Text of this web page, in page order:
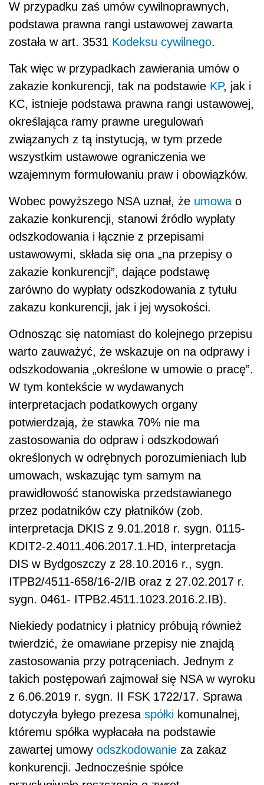
W przypadku zaś umów cywilnoprawnych,
podstawa prawna rangi ustawowej zawarta
została w art. 3531 Kodeksu cywilnego.
Tak więc w przypadkach zawierania umów o
zakazie konkurencji, tak na podstawie KP, jak i
KC, istnieje podstawa prawna rangi ustawowej,
określająca ramy prawne uregulowań
związanych z tą instytucją, w tym przede
wszystkim ustawowe ograniczenia we
wzajemnym formułowaniu praw i obowiązków.
Wobec powyższego NSA uznał, że umowa o
zakazie konkurencji, stanowi źródło wypłaty
odszkodowania i łącznie z przepisami
ustawowymi, składa się ona „na przepisy o
zakazie konkurencji”, dające podstawę
zarówno do wypłaty odszkodowania z tytułu
zakazu konkurencji, jak i jej wysokości.
Odnosząc się natomiast do kolejnego przepisu
warto zauważyć, że wskazuje on na odprawy i
odszkodowania „określone w umowie o pracę”.
W tym kontekście w wydawanych
interpretacjach podatkowych organy
potwierdzają, że stawka 70% nie ma
zastosowania do odpraw i odszkodowań
określonych w odrębnych porozumieniach lub
umowach, wskazując tym samym na
prawidłowość stanowiska przedstawianego
przez podatników czy płatników (zob.
interpretacja DKIS z 9.01.2018 r. sygn. 0115-
KDIT2-2.4011.406.2017.1.HD, interpretacja
DIS w Bydgoszczy z 28.10.2016 r., sygn.
ITPB2/4511-658/16-2/IB oraz z 27.02.2017 r.
sygn. 0461- ITPB2.4511.1023.2016.2.IB).
Niekiedy podatnicy i płatnicy próbują również
twierdzić, że omawiane przepisy nie znajdą
zastosowania przy potrąceniach. Jednym z
takich postępowań zajmował się NSA w wyroku
z 6.06.2019 r. sygn. II FSK 1722/17. Sprawa
dotyczyła byłego prezesa spółki komunalnej,
któremu spółka wypłacała na podstawie
zawartej umowy odszkodowanie za zakaz
konkurencji. Jednocześnie spółce